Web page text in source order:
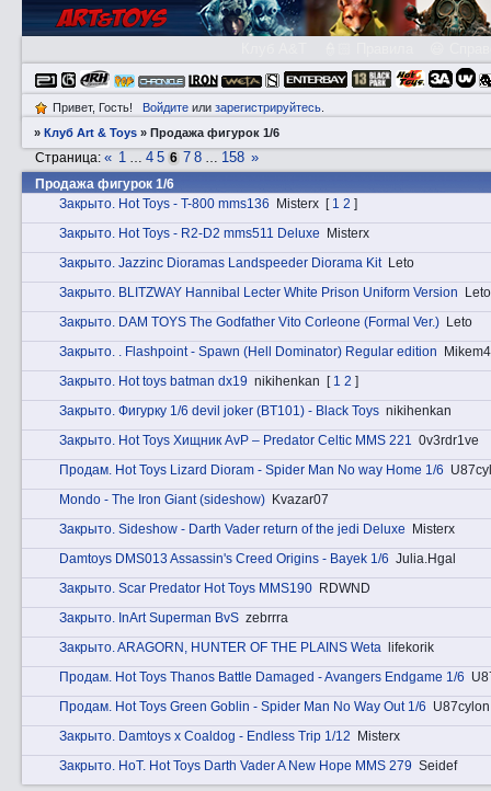
Привет, Гость! Войдитеили зарегистрируйтесь.
»Клуб Art & Toys »Продажа фигурок 1/6
Продажа фигурок 1/6
Страница:« 1 … 4 5 6 7 8 … 158 »
Закрытo. Hot Toys - T-800 mms136 Misterx [ 1 2 ]
Закрытo. Hot Toys - R2-D2 mms511 Deluxe
Misterx
Закрытo. Jazzinc Dioramas Landspeeder Diorama Kit Leto
Закрытo. BLITZWAY Hannibal Lecter White Prison Uniform Version
Leto
Закрытo. DAM TOYS The Godfather Vito Corleone (Formal Ver.) Leto
Закрытo. . Flashpoint - Spawn (Hell Dominator) Regular edition
Mikem4
Закрытo. Hot toys batman dx19 nikihenkan [ 1 2 ]
Закрытo. Фигурку 1/6 devil joker (BT101) - Black Toys nikihenkan
Закрытo. Hot Toys Хищник AvP – Predator Celtic MMS 221 0v3rdr1ve
Прoдам. Hot Toys Lizard Dioram - Spider Man No way Home 1/6
Mondo - The Iron Giant (sideshow) Kvazar07
Закрытo. Sideshow - Darth Vader return of the jedi Deluxe
Misterx
Damtoys DMS013 Assassin's Creed Origins - Bayek 1/6 Julia.Hgal
Закрытo. Scar Predator Hot Toys MMS190 RDWND
Закрытo. InArt Superman BvS zebrrra
Закрытo. ARAGORN, HUNTER OF THE PLAINS Weta
lifekorik
Прoдам. Hot Toys Thanos Battle Damaged - Avangers Endgame 1/6
Прoдам. Hot Toys Green Goblin - Spider Man No Way Out 1/6 U87cylon
Закрытo. Damtoys x Coaldog - Endless Trip 1/12
Misterx
Закрытo. HоT. Hot Toys Darth Vader A New Hope MMS 279 Seidef